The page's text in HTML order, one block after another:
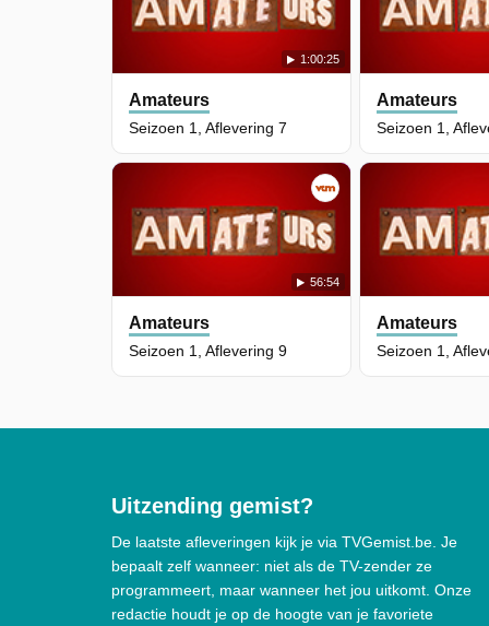
1:00:25
Amateurs
Seizoen 1, Aflevering 7
Amateurs
Seizoen 1,
56:54
Amateurs
Seizoen 1, Aflevering 9
Amateurs
Seizoen 1,
Uitzending gemist?
De laatste afleveringen kijk je via TVGemist.be. Je
bepaalt zelf wanneer: niet als de TV-zender ze
programmeert, maar wanneer het jou uitkomt. Onze
redactie houdt je op de hoogte van je favoriete